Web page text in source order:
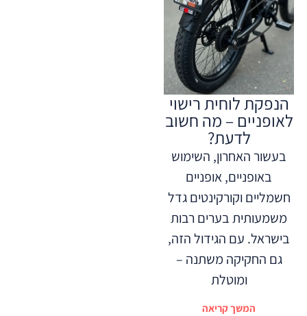
הנפקת לוחית רישוי
לאופניים – מה חשוב
לדעת?
בעשור האחרון, השימוש
באופניים, אופניים
חשמליים וקורקינטים גדל
משמעותית בערים רבות
בישראל. עם הגידול הזה,
גם החקיקה משתנה –
ומוטלת
המשך קריאה